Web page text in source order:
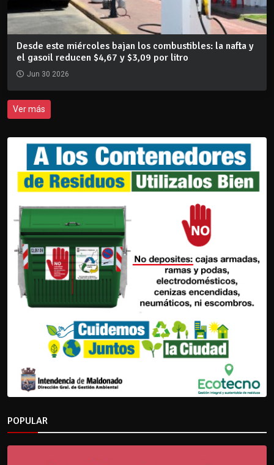
Desde este miércoles bajan los combustibles: la nafta y
el gasoil reducen $4,67 y $3,09 por litro
Jun 30 2026
Ver más
POPULAR